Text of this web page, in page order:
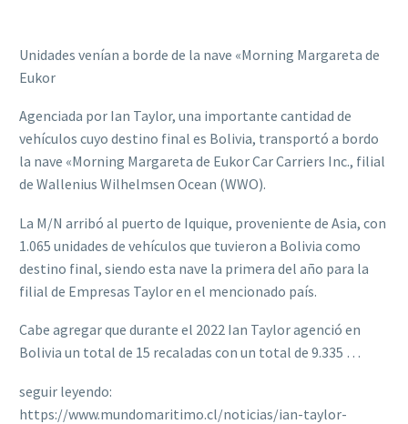
Unidades venían a borde de la nave «Morning Margareta de
Eukor
Agenciada por Ian Taylor, una importante cantidad de
vehículos cuyo destino final es Bolivia, transportó a bordo
la nave «Morning Margareta de Eukor Car Carriers Inc., filial
de Wallenius Wilhelmsen Ocean (WWO).
La M/N arribó al puerto de Iquique, proveniente de Asia, con
1.065 unidades de vehículos que tuvieron a Bolivia como
destino final, siendo esta nave la primera del año para la
filial de Empresas Taylor en el mencionado país.
Cabe agregar que durante el 2022 Ian Taylor agenció en
Bolivia un total de 15 recaladas con un total de 9.335 …
seguir leyendo:
https://www.mundomaritimo.cl/noticias/ian-taylor-